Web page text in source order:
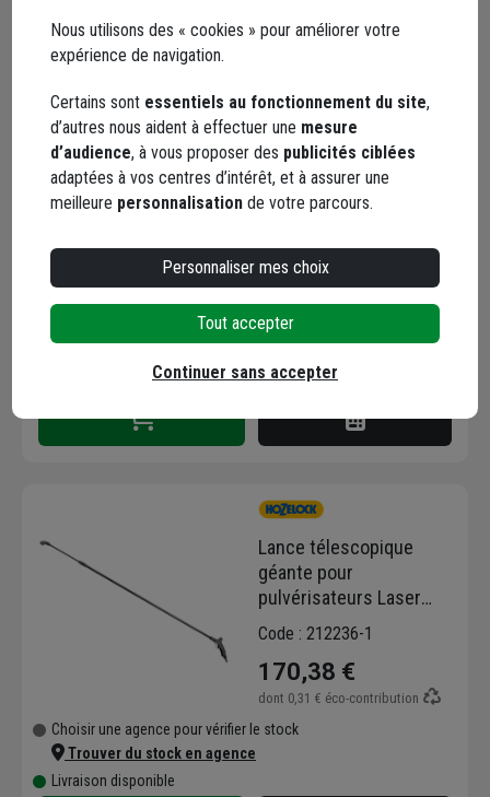
Pulvérisateur à main à
pression préalable pour
produits neutres ou
faiblement acides -
48,16 €
dont0,18 €éco-contribution
Choisir une agence pour vérifier le stock
Trouver du stock en agence
Livraison disponible
Lance télescopique
géante pour
pulvérisateurs Laser
7/12 et Expert Viton
8/14 - longueur 3,60 m
Code : 212236-1
170,38 €
dont 0,31 € éco-contribution
Choisir une agence pour vérifier le stock
Trouver du stock en agence
Livraison disponible
Nous utilisons des « cookies » pour améliorer votre
expérience de navigation.
Certains sont essentiels au fonctionnement du site,
d’autres nous aident à effectuer une mesure
d’audience, à vous proposer des publicités ciblées
adaptées à vos centres d’intérêt, et à assurer une
meilleure personnalisation de votre parcours.
Personnaliser mes choix
Tout accepter
Continuer sans accepter